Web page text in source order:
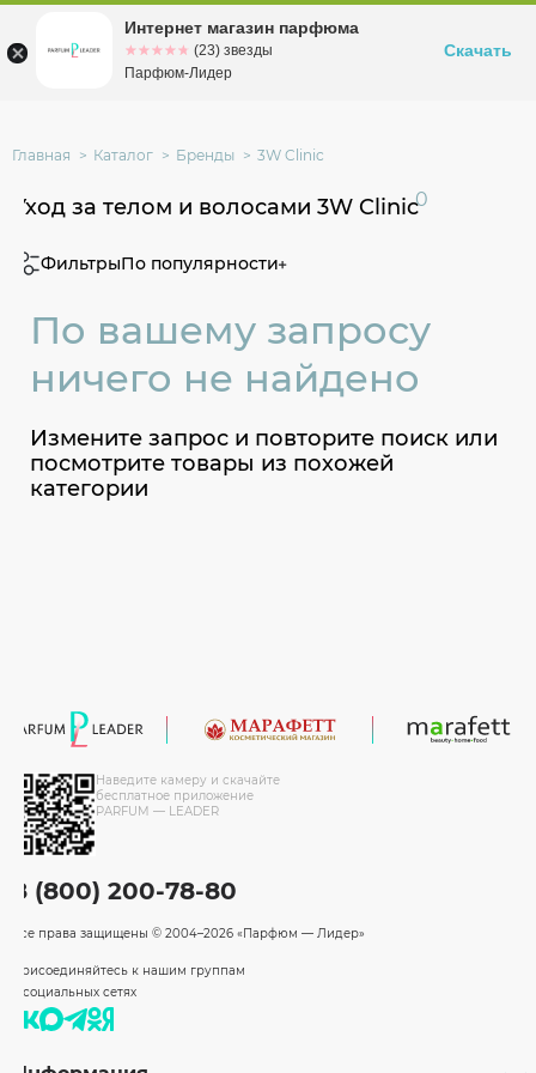
Омскул. Заозерная, 11, к. 1
Главная Каталог Бренды 3W Clinic
Уход за телом и волосами 3W Clinic0
ФильтрыПо популярности
По вашему запросу
ничего не найдено
Измените запрос и повторите поиск или
посмотрите товары из похожей
категории
Наведите камеру и скачайте
бесплатное приложение
PARFUM — LEADER
8 (800) 200-78-80
Все права защищены © 2004–2026 «Парфюм — Лидер»
Присоединяйтесь к нашим группам
в социальных сетях
Интернет магазин парфюма
☆☆☆☆☆
★★★★★ (23) звезды
Парфюм-Лидер
Скачать